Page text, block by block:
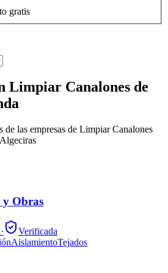
gratis
Limpiar Canalones de
de las empresas de Limpiar Canalones
y Obras
·
Verificada
AislamientoTejados